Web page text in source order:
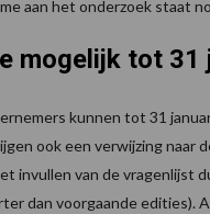
aan het onderzoek staat
mogelijk tot 31
kunnen tot 31
ook een verwijzing naar
invullen van de vragenlijst
dan voorgaande edities).